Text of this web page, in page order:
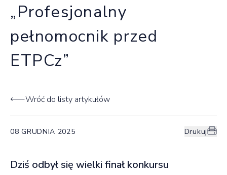
„Profesjonalny
pełnomocnik przed
ETPCz”
Wróć do listy artykułów
08 GRUDNIA 2025 Drukuj
Dziś odbył się wielki finał konkursu